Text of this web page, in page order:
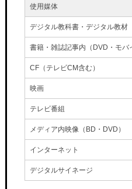
使用媒体
デジタル教科書・デジタル教材
書籍・雑誌記事内（DVD・モバ
CF（テレビCM含む）
映画
テレビ番組
メディア内映像（BD・DVD）
インターネット
デジタルサイネージ